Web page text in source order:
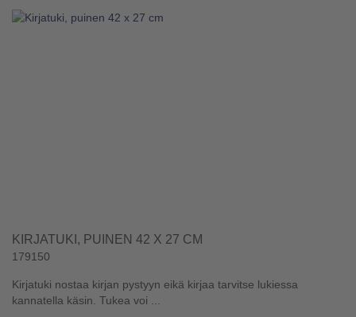
KIRJATUKI, PUINEN 42 X 27 CM
179150
Kirjatuki nostaa kirjan pystyyn eikä kirjaa tarvitse lukiessa
kannatella käsin. Tukea voi ...